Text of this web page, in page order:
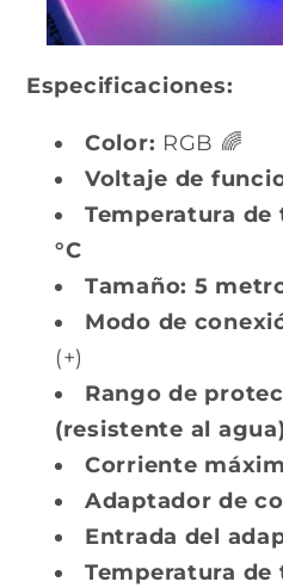
Especificaciones:
Color: RGB 🌈
Voltaje de
Temperatura de
°C
Tamaño: 5
Modo de
(+)
Rango de
(resistente al agua)
Corriente
Adaptador de
Entrada del
Temperatura de